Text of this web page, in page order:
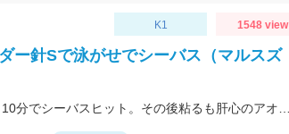
K1 1548 view
ー針Sで泳がせでシーバス（マルスズ